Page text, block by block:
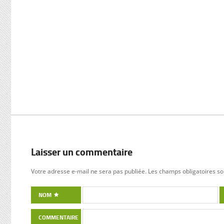
Laisser un commentaire
Votre adresse e-mail ne sera pas publiée. Les champs obligatoires
NOM
COMMENTAIRE